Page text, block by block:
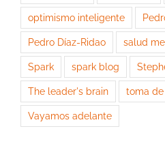
optimismo inteligente
Pedro Díaz-Ridao salud
Spark spark blog
The leader's brain toma
Vayamos adelante